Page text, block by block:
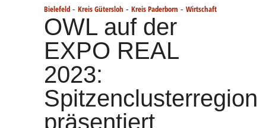
Bielefeld - Kreis Gütersloh - Kreis Paderborn - Wirtschaft
OWL auf der
EXPO REAL
2023:
Spitzenclusterregion
präsentiert